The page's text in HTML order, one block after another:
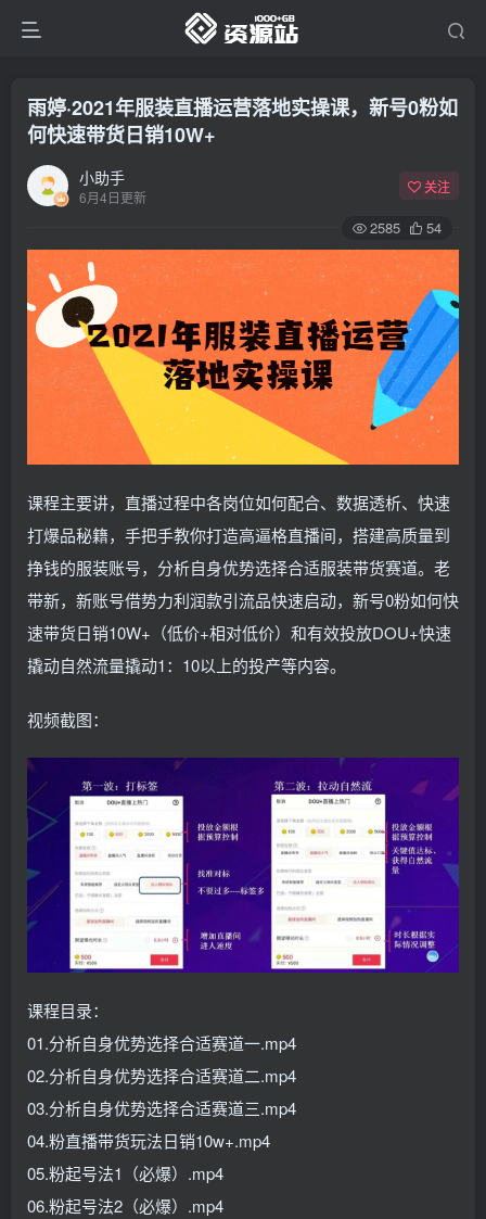
雨婷·2021年服装直播运营落地实操课，新号0粉如
何快速带货日销10W+
小助手
6月4日更新
关注
2585 54
课程主要讲，直播过程中各岗位如何配合、数据透析、快速
打爆品秘籍，手把手教你打造高逼格直播间，搭建高质量到
挣钱的服装账号，分析自身优势选择合适服装带货赛道。老
带新，新账号借势力利润款引流品快速启动，新号0粉如何快
速带货日销10W+（低价+相对低价）和有效投放DOU+快速
撬动自然流量撬动1：10以上的投产等内容。
视频截图：
课程目录：
01.分析自身优势选择合适赛道一.mp4
02.分析自身优势选择合适赛道二.mp4
03.分析自身优势选择合适赛道三.mp4
04.粉直播带货玩法日销10w+.mp4
05.粉起号法1（必爆）.mp4
06.粉起号法2（必爆）.mp4